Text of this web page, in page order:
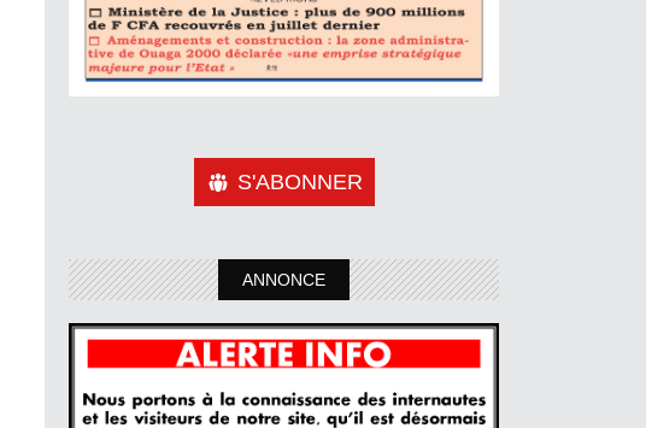
S'ABONNER
ANNONCE